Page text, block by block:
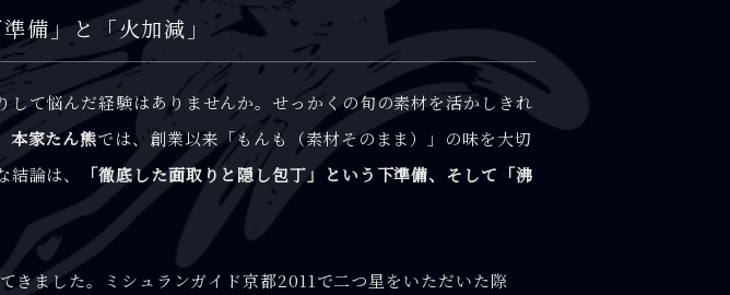
備」と「火加減」
て悩んだ経験はありませんか。せっかくの旬の素材を活かしきれ
家たん熊では、創業以来「もんも（素材そのまま）」の味を大切
論は、
「徹底した面取りと隠し包丁」という下準備、そして「沸
ました。ミシュランガイド京都2011で二つ星をいただいた際